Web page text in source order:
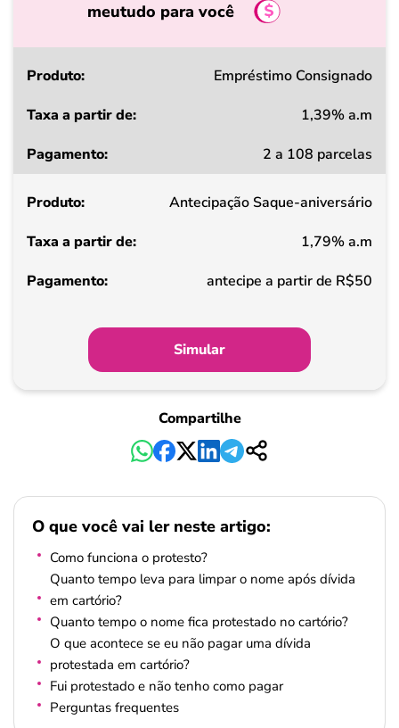
meutudo para você
Produto
a
de
Pagamento
Empréstimo Consignado
1,39% a.m
2 a 108 parcelas
Antecipação Saque-aniversário
1,79% a.m
antecipe a partir de R$50
Simular
Compartilhe
O que você vai ler neste artigo:
Como funciona o protesto?
Quanto tempo leva para limpar o nome após dívida
em cartório?
Quanto tempo o nome fica protestado no cartório?
O que acontece se eu não pagar uma dívida
protestada em cartório?
Fui protestado e não tenho como pagar
Perguntas frequentes